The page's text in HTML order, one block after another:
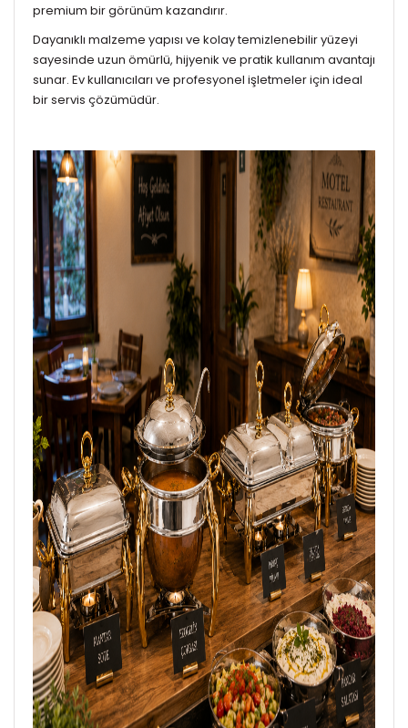
premium bir görünüm kazandırır.
Dayanıklı malzeme yapısı ve kolay temizlenebilir yüzeyi
sayesinde uzun ömürlü, hijyenik ve pratik kullanım avantajı
sunar. Ev kullanıcıları ve profesyonel işletmeler için ideal
bir servis çözümüdür.